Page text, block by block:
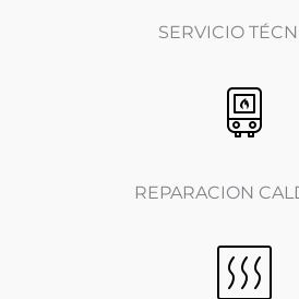
SERVICIO
REPARACION